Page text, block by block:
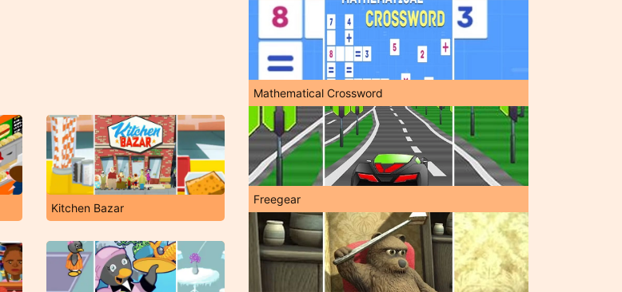
Kitchen Bazar
Mathematical Crossword
Freegear